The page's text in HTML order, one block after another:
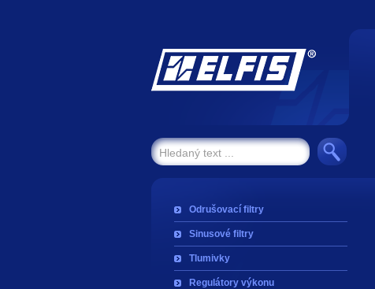
Odrušovací filtry
Sinusové filtry
Tlumivky
Regulátory výkonu